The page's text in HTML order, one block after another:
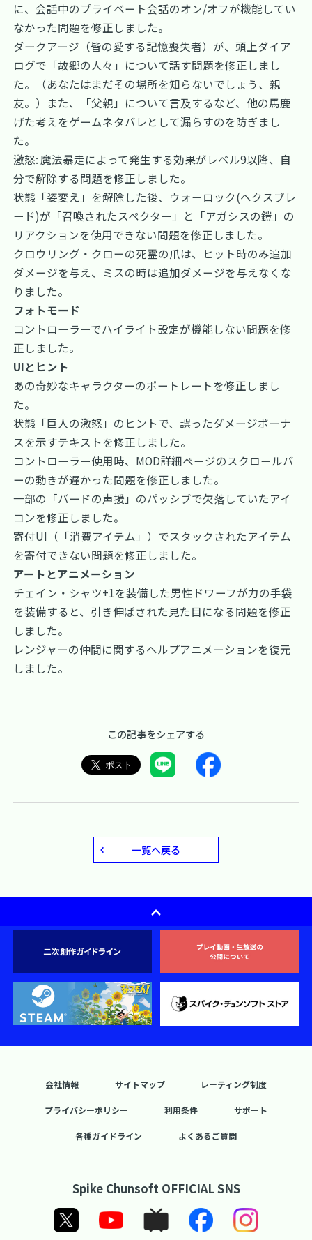
に、会話中のプライベート会話のオン/オフが機能してい
なかった問題を修正しました。
ダークアージ（皆の愛する記憶喪失者）が、頭上ダイア
ログで「故郷の人々」について話す問題を修正しまし
た。（あなたはまだその場所を知らないでしょう、親
友。）また、「父親」について言及するなど、他の馬鹿
げた考えをゲームネタバレとして漏らすのを防ぎまし
た。
激怒: 魔法暴走によって発生する効果がレベル9以降、自
分で解除する問題を修正しました。
状態「姿変え」を解除した後、ウォーロック(ヘクスブレ
ード)が「召喚されたスペクター」と「アガシスの鎧」の
リアクションを使用できない問題を修正しました。
クロウリング・クローの死霊の爪は、ヒット時のみ追加
ダメージを与え、ミスの時は追加ダメージを与えなくな
りました。
フォトモード
コントローラーでハイライト設定が機能しない問題を修
正しました。
UIとヒント
あの奇妙なキャラクターのポートレートを修正しまし
た。
状態「巨人の激怒」のヒントで、誤ったダメージボーナ
スを示すテキストを修正しました。
コントローラー使用時、MOD詳細ページのスクロールバ
ーの動きが遅かった問題を修正しました。
一部の「バードの声援」のパッシブで欠落していたアイ
コンを修正しました。
寄付UI（「消費アイテム」）でスタックされたアイテム
を寄付できない問題を修正しました。
アートとアニメーション
チェイン・シャツ+1を装備した男性ドワーフが力の手袋
を装備すると、引き伸ばされた見た目になる問題を修正
しました。
レンジャーの仲間に関するヘルプアニメーションを復元
しました。
この記事をシェアする
一覧へ戻る
会社情報 サイトマップ レーティング制度
プライバシーポリシー 利用条件 サポート
各種ガイドライン よくあるご質問
Spike Chunsoft OFFICIAL SNS